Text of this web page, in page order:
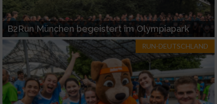
B2Run München begeistert im Olympiapark
RUN-DEUTSCHLAND